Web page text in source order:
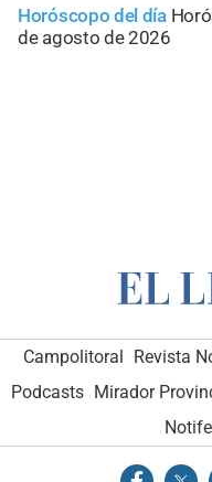
Horóscopo del día
de agosto de 2026
Campolitoral Revista
Podcasts Mirador
Notife